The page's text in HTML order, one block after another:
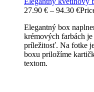
27.90 € – 94.30 €
Elegantný box
krémových farbách
príležitosť. Na fotke
boxu priložíme
textom.